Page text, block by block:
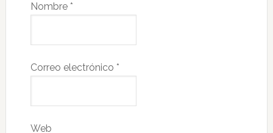
Nombre *
Correo electrónico *
Web